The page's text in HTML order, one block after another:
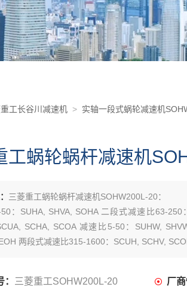
工长谷川减速机 > 实轴一段式蜗轮减速机
工蜗轮蜗杆减速机
三菱重工蜗轮蜗杆减速机SOHW200L-20：
：SUHA, SHVA, SOHA 二段式减速比63-250
SCHA, SCOA 减速比5-50：SUHW,
两段式减速比315-1600：SCUH, SCHV,
三菱重工SOHW200L-20 厂商